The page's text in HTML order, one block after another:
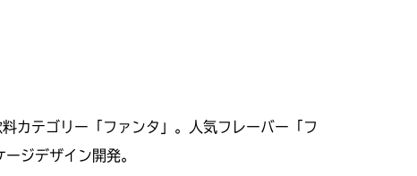
カテゴリー「ファンタ」。人気フレーバー「フ
ジデザイン開発。